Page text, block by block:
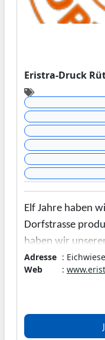
Eristra-Druck
Elf Jahre haben
Dorfstrasse
haben wir
Rüti an der
Drucksachen zu
Digitaldruck oder
Adresse :
Web
: